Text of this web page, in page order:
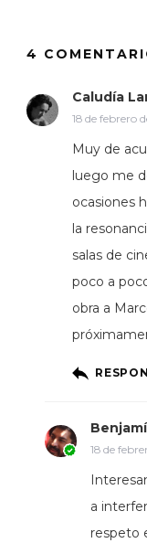
4
Caludía
18 de febrero
Muy de
luego me
ocasiones
la
salas de
poco a
obra a
18 de
a
respeto